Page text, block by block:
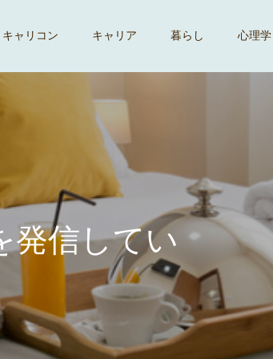
キャリコン キャリア 暮らし 心理学
しています。